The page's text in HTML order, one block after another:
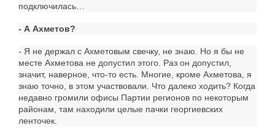
подключилась…
- А Ахметов?
- Я не держал с Ахметовым свечку, не знаю. Но я бы не
месте Ахметова не допустил этого. Раз он допустил,
значит, наверное, что-то есть. Многие, кроме Ахметова, я
знаю точно, в этом участвовали. Что далеко ходить? Когда
недавно громили офисы Партии регионов по некоторым
районам, там находили целые пачки георгиевских
ленточек.